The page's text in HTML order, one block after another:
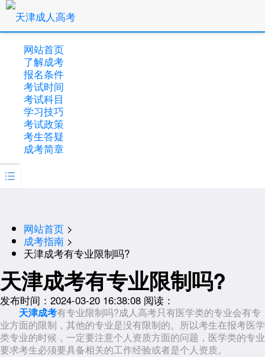
网站首页
了解成考
报名条件
考试时间
考试科目
学习技巧
考试政策
考生答疑
成考简章

网站首页 >
成考指南 >
天津成考有专业限制吗?
天津成考有专业限制吗?
发布时间：2024-03-20 16:38:08 阅读：
天津成考有专业限制吗?成人高考只有医学类的专业会有专
业方面的限制，其他的专业是没有限制的。所以考生在报考医学
类专业的时候，一定要注意个人资质方面的问题，医学类的专业
要求考生必须要具备相关的工作经验或者是个人资质。